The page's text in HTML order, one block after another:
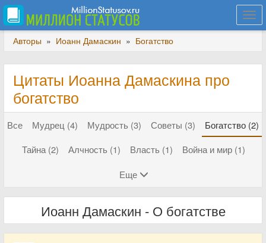
Авторы » Иоанн Дамаскин » Богатство
Цитаты Иоанна Дамаскина про
богатство
Все Мудрец (4) Мудрость (3) Советы (3)
Богатство (2)
Тайна (2)
Алчность (1) Власть (1)
Война и мир (1)
Еще
Иоанн Дамаскин - О богатстве